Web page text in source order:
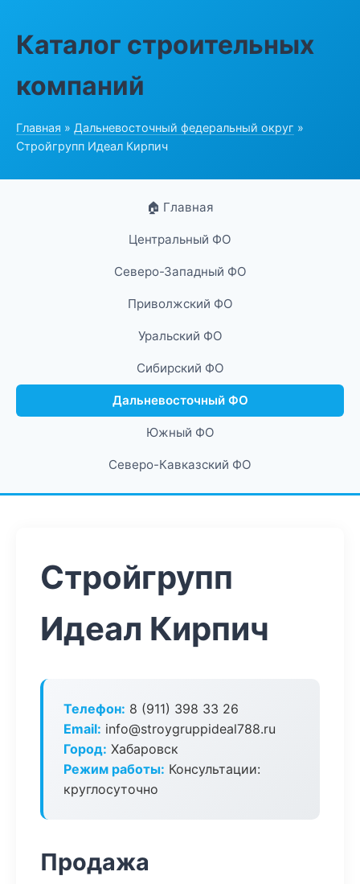
Каталог строительных
компаний
Главная » Дальневосточный федеральный округ »
Стройгрупп Идеал Кирпич
🏠 Главная
Центральный ФО
Северо-Западный ФО
Приволжский ФО
Уральский ФО
Сибирский ФО
Дальневосточный ФО
Южный ФО
Северо-Кавказский ФО
Стройгрупп
Идеал Кирпич
Телефон: 8 (911) 398 33 26
Email: info@stroygruppideal788.ru
Город: Хабаровск
Режим работы: Консультации:
круглосуточно
Продажа